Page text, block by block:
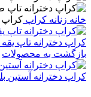
خانه زنانه کراپ کراپ
کراپ دخترانه تاپ یقه
بازگشت به محصولات
کراپ دخترانه آستین بلند